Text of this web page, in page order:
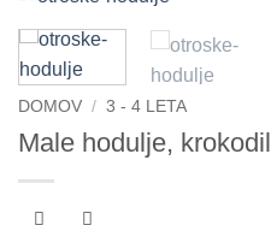
DOMOV / 3 - 4 LETA
Male hodulje, krokodil